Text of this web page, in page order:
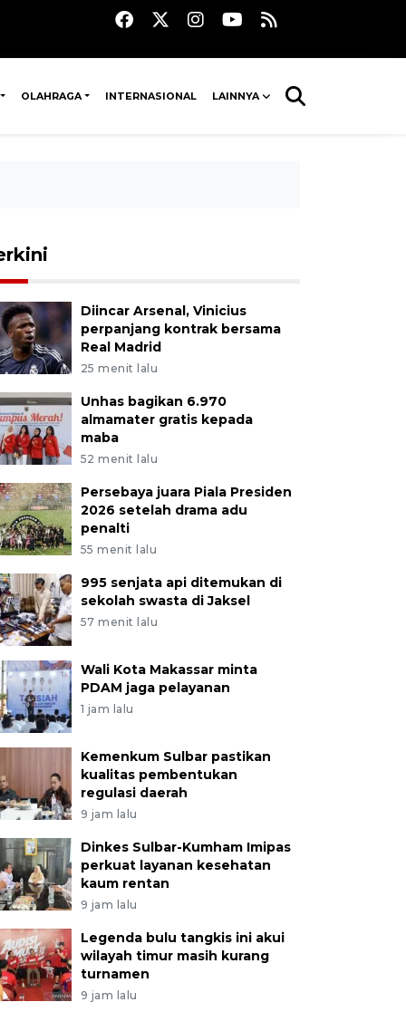
OLAHRAGA INTERNASIONAL LAINNYA
Diincar Arsenal, Vinicius
perpanjang kontrak bersama
Real Madrid
25 menit lalu
Unhas bagikan 6.970
almamater gratis kepada
maba
52 menit lalu
Persebaya juara Piala Presiden
2026 setelah drama adu
penalti
55 menit lalu
995 senjata api ditemukan di
sekolah swasta di Jaksel
57 menit lalu
Wali Kota Makassar minta
PDAM jaga pelayanan
1 jam lalu
Kemenkum Sulbar pastikan
kualitas pembentukan
regulasi daerah
9 jam lalu
Dinkes Sulbar-Kumham Imipas
perkuat layanan kesehatan
kaum rentan
9 jam lalu
Legenda bulu tangkis ini akui
wilayah timur masih kurang
turnamen
9 jam lalu